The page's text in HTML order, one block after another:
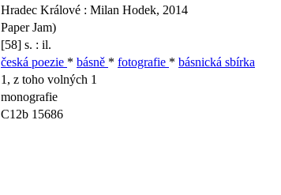
Hradec Králové : Milan Hodek, 2014
Paper Jam)
[58] s. : il.
česká poezie * básně * fotografie * básnická sbírka
1, z toho volných 1
monografie
C12b 15686